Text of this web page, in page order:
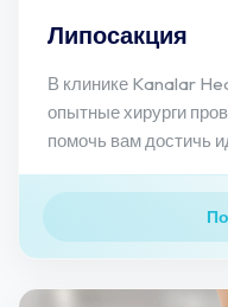
Липосакция
В клинике Kanalar
опытные хирурги
помочь вам достичь